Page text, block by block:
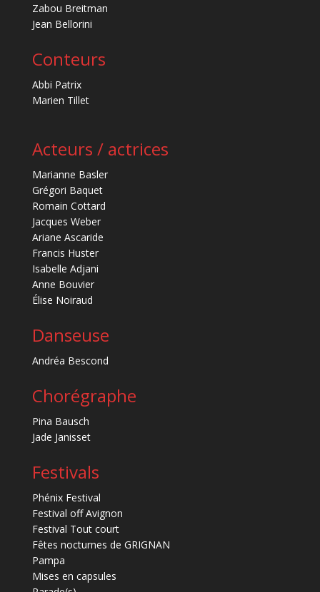
Zabou Breitman
Jean Bellorini
Conteurs
Abbi Patrix
Marien Tillet
Acteurs / actrices
Marianne Basler
Grégori Baquet
Romain Cottard
Jacques Weber
Ariane Ascaride
Francis Huster
Isabelle Adjani
Anne Bouvier
Élise Noiraud
Danseuse
Andréa Bescond
Chorégraphe
Pina Bausch
Jade Janisset
Festivals
Phénix Festival
Festival off Avignon
Festival Tout court
Fêtes nocturnes de GRIGNAN
Pampa
Mises en capsules